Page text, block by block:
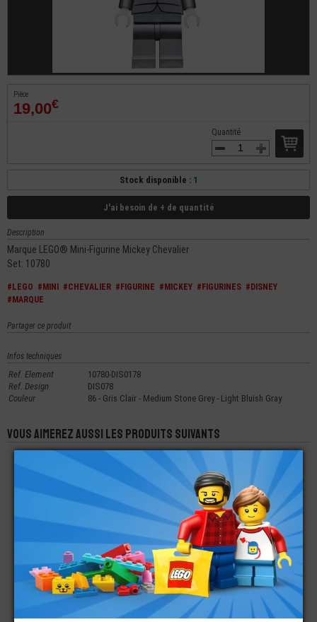
Pièce
19,00€
Quantité
Stock disponible : 1
J'ai besoin de + de quantité
Description
Marque LEGO® Mini-Figurine Mickey Chevalier
Set: 10780
#LEGO #MINI #CHEVALIER #FIGURINE #MICKEY #FIGURINES #DISNEY
#MARQUE
Partager ce produit
Infos techniques
Ref. Element
10780-DIS0178
Ref. Design
DIS078
Couleur
86 - Gris Clair - Medium Stone Grey - Light Bluish Gray
Vous aimerez aussi les produits suivants
LEGO® MINI-
DÉGUISEMENT TÊTE
3,00€
LEGO® MINI-
FIGURINE - TÊTE
MARVEL WONG (1S)
4,99 €
LEGO® MINI-
FIGURINE
SCARECROW
19,90€
LEGO® MINI-
FIGURINE TÊTE
HOMME 2
LEGO® VÊTEMENTS
MINI-FIGURINE JUPE -
SHORT
LEGO® MINI-
FIGURINE TORSE
IMPRIMÉ DAUPHIN